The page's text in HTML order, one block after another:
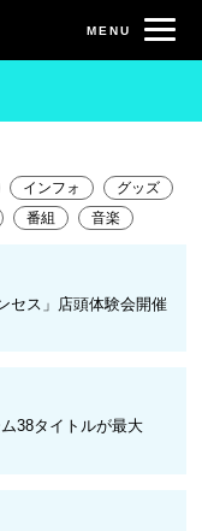
インフォ
グッズ
番組 音楽
セス」店頭体験会開催
38タイトルが最大